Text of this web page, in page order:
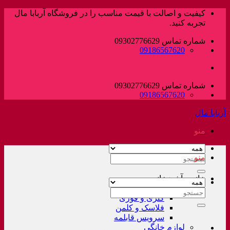
پرش
کیفیت و اصالت با قیمت مناسب را در فروشگاه آربابا مال
تجربه کنید.
شماره تماس 09302776629
09186567620
شماره تماس 09302776629
09186567620
آربابا مال
منو
جستجو
خانه و آشپزخانه
لوازم خانگی غیر برقی
کتری و قوری
فلاسک و کلمن
سرویس قابلمه
لوازم خانگی
منو
جستجو